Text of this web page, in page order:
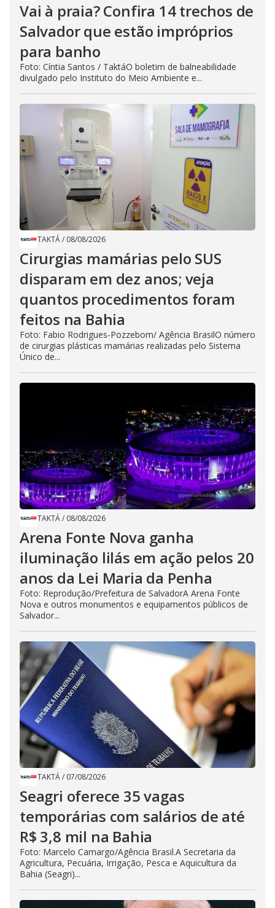
Vai à praia? Confira 14 trechos de
Salvador que estão impróprios
para banho
Foto: Cíntia Santos / TaktáO boletim de balneabilidade
divulgado pelo Instituto do Meio Ambiente e...
TAKTÁ/ 08/08/2026
Cirurgias mamárias pelo SUS
disparam em dez anos; veja
quantos procedimentos foram
feitos na Bahia
Foto: Fabio Rodrigues-Pozzebom/ Agência BrasilO número
de cirurgias plásticas mamárias realizadas pelo Sistema
Único de...
TAKTÁ/ 08/08/2026
Arena Fonte Nova ganha
iluminação lilás em ação pelos 20
anos da Lei Maria da Penha
Foto: Reprodução/Prefeitura de SalvadorA Arena Fonte
Nova e outros monumentos e equipamentos públicos de
Salvador...
TAKTÁ/ 07/08/2026
Seagri oferece 35 vagas
temporárias com salários de até
R$ 3,8 mil na Bahia
Foto: Marcelo Camargo/Agência Brasil.A Secretaria da
Agricultura, Pecuária, Irrigação, Pesca e Aquicultura da
Bahia (Seagri)...